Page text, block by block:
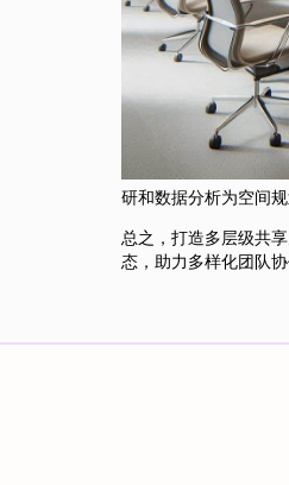
研和数据分析为空间
总之，打造多层级共
态，助力多样化团队